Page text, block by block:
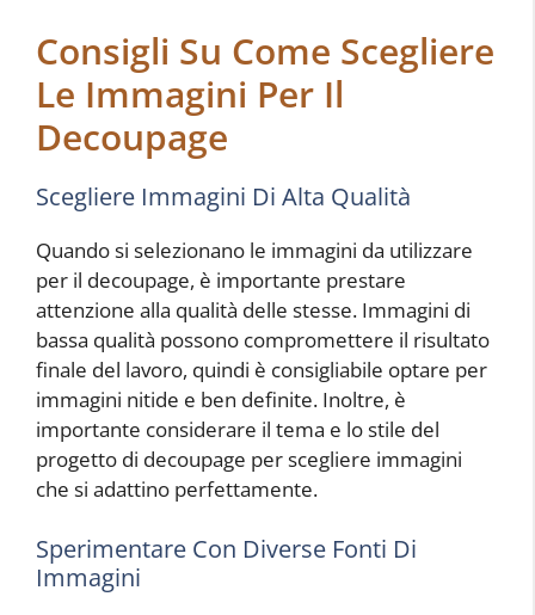
Consigli Su Come Scegliere
Le Immagini Per Il
Decoupage
Scegliere Immagini Di Alta Qualità
Quando si selezionano le immagini da utilizzare
per il decoupage, è importante prestare
attenzione alla qualità delle stesse. Immagini di
bassa qualità possono compromettere il risultato
finale del lavoro, quindi è consigliabile optare per
immagini nitide e ben definite. Inoltre, è
importante considerare il tema e lo stile del
progetto di decoupage per scegliere immagini
che si adattino perfettamente.
Sperimentare Con Diverse Fonti Di
Immagini